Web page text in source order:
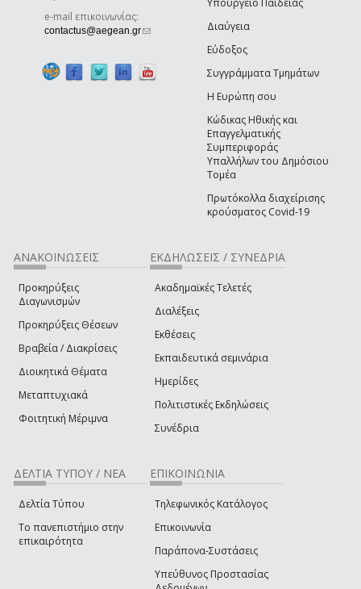
e-mail επικοινωνίας:
contactus@aegean.gr(link sends e-mail)
Υπουργείο Παιδείας
Διαύγεια
Εύδοξος
Συγγράμματα Τμημάτων
Η Ευρώπη σου
Κώδικας Ηθικής και
Επαγγελματικής
Συμπεριφοράς
Υπαλλήλων του Δημόσιου
Τομέα
Πρωτόκολλα διαχείρισης
κρούσματος Covid-19
ΑΝΑΚΟΙΝΩΣΕΙΣ
Προκηρύξεις
Διαγωνισμών
Προκηρύξεις Θέσεων
Βραβεία / Διακρίσεις
Διοικητικά Θέματα
Μεταπτυχιακά
Φοιτητική Μέριμνα
ΕΚΔΗΛΩΣΕΙΣ / ΣΥΝΕΔΡΙΑ
Ακαδημαϊκές Τελετές
Διαλέξεις
Εκθέσεις
Εκπαιδευτικά σεμινάρια
Ημερίδες
Πολιτιστικές Εκδηλώσεις
Συνέδρια
ΔΕΛΤΙΑ ΤΥΠΟΥ / ΝΕΑ
Δελτία Τύπου
Το πανεπιστήμιο στην
επικαιρότητα
ΕΠΙΚΟΙΝΩΝΙΑ
Τηλεφωνικός Κατάλογος
Επικοινωνία
Παράπονα-Συστάσεις
Υπεύθυνος Προστασίας